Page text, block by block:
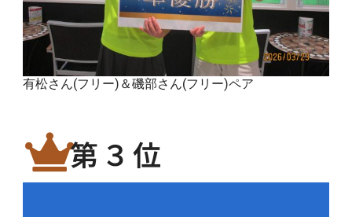
有松さん(フリー)＆磯部さん(フリー)ペア
第３位